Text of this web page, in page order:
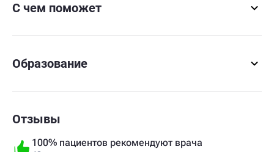
С чем поможет
Образование
Отзывы
100% пациентов рекомендуют врача